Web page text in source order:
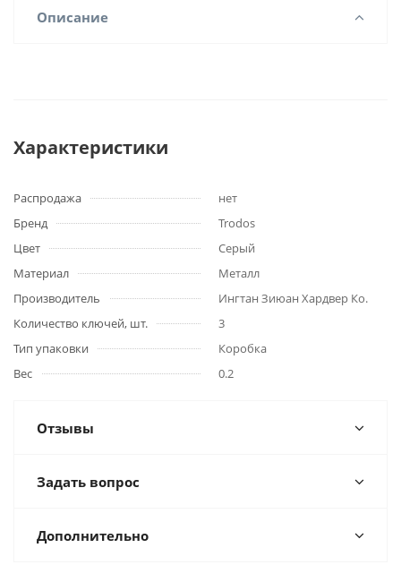
Описание
Характеристики
Распродажа
нет
Бренд
Trodos
Цвет
Серый
Материал
Металл
Производитель
Ингтан Зиюан Хардвер Ко.
Количество ключей, шт.
3
Тип упаковки
Коробка
Вес
0.2
Отзывы
Задать вопрос
Дополнительно